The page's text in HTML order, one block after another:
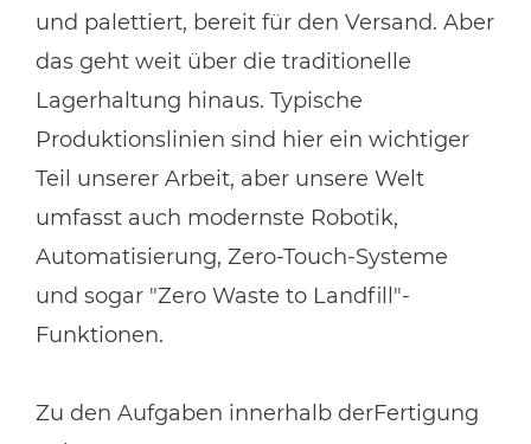
und palettiert, bereit für den Versand. Aber
das geht weit über die traditionelle
Lagerhaltung hinaus. Typische
Produktionslinien sind hier ein wichtiger
Teil unserer Arbeit, aber unsere Welt
umfasst auch modernste Robotik,
Automatisierung, Zero-Touch-Systeme
und sogar "Zero Waste to Landfill"-
Funktionen.
Zu den Aufgaben innerhalb derFertigung